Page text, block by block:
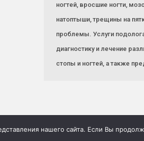
ногтей, вросшие ногти,
натоптыши, трещины на
проблемы. Услуги
диагностику и лечение
стопы и ногтей, а также
нашего сайта. Если Вы